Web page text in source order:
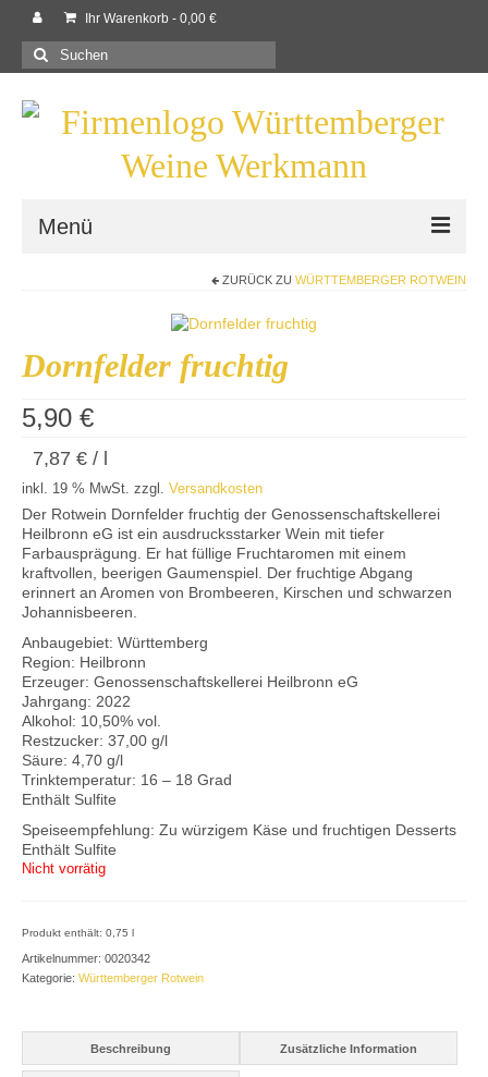
Ihr Warenkorb - 0,00 €
Suchen
nach:
Menü
Neues
Rezepte
Kontaktieren Sie uns!
Mein Konto
ZURÜCK ZU WÜRTTEMBERGER ROTWEIN
Dornfelder fruchtig
5,90 €
7,87 € /
inkl. 19 % MwSt. zzgl. Versandkosten
Der Rotwein Dornfelder fruchtig der Genossenschaftskellerei
Heilbronn eG ist ein ausdrucksstarker Wein mit tiefer
Farbausprägung. Er hat füllige Fruchtaromen mit einem
kraftvollen, beerigen Gaumenspiel. Der fruchtige Abgang
erinnert an Aromen von Brombeeren, Kirschen und schwarzen
Johannisbeeren.
Anbaugebiet: Württemberg
Region: Heilbronn
Erzeuger: Genossenschaftskellerei Heilbronn eG
Jahrgang: 2022
Alkohol: 10,50% vol.
Restzucker: 37,00 g/l
Säure: 4,70 g/l
Trinktemperatur: 16 – 18 Grad
Enthält Sulfite
Speiseempfehlung: Zu würzigem Käse und fruchtigen Desserts
Enthält Sulfite
Nicht vorrätig
Produkt enthält: 0,75 l
Artikelnummer: 0020342
Kategorie: Württemberger Rotwein
Beschreibung Zusätzliche Information